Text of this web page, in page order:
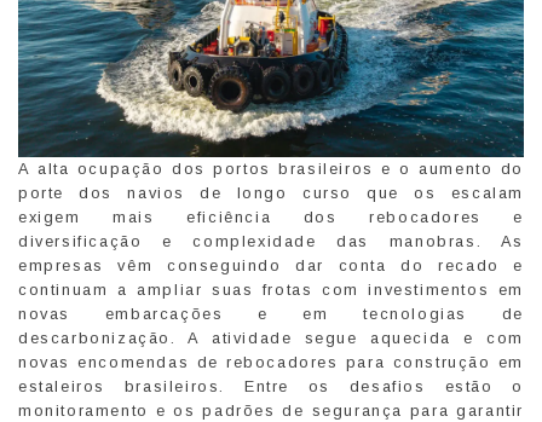
A alta ocupação dos portos brasileiros e o aumento do
porte dos navios de longo curso que os escalam
exigem mais eficiência dos rebocadores e
diversificação e complexidade das manobras. As
empresas vêm conseguindo dar conta do recado e
continuam a ampliar suas frotas com investimentos em
novas embarcações e em tecnologias de
descarbonização. A atividade segue aquecida e com
novas encomendas de rebocadores para construção em
estaleiros brasileiros. Entre os desafios estão o
monitoramento e os padrões de segurança para garantir